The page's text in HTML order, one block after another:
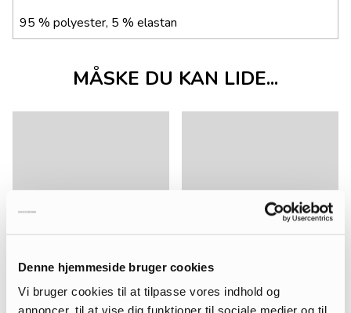
Denne hjemmeside bruger cookies
Vi bruger cookies til at tilpasse vores indhold og
95 % polyester, 5 % elastan
MÅSKE DU KAN LIDE...